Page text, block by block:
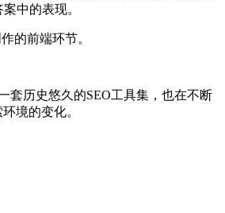
中的表现。
前端环节。
历史悠久的SEO工具集，也在不断
境的变化。